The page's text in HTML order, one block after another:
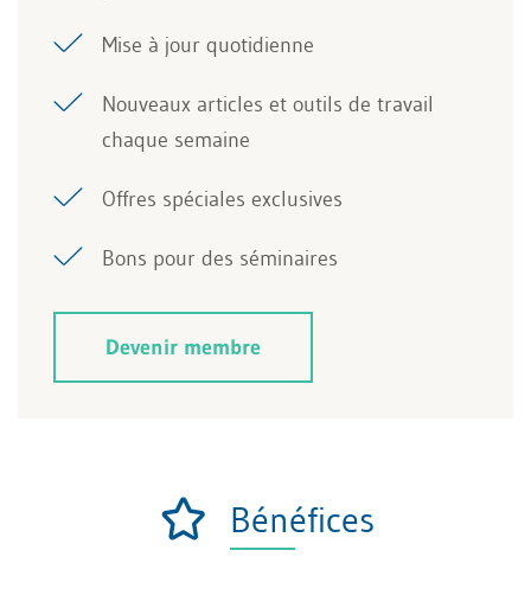
Mise à jour quotidienne
Nouveaux articles et outils de travail
chaque semaine
Offres spéciales exclusives
Bons pour des séminaires
Devenir membre
Bénéfices